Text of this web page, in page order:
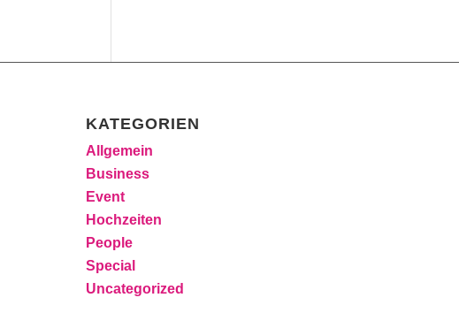
KATEGORIEN
Allgemein
Business
Event
Hochzeiten
People
Special
Uncategorized